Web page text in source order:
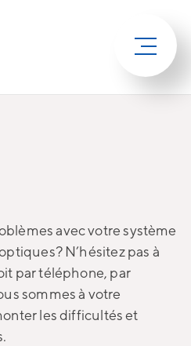
avec votre système
N’hésitez pas à
par téléphone, par
sommes à votre
les difficultés et